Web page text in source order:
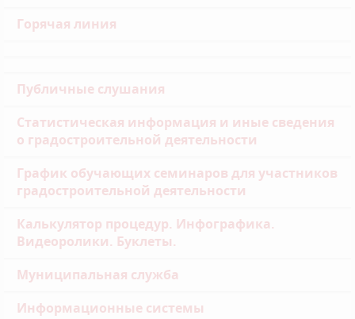
Горячая линия
Публичные слушания
Статистическая информация и иные сведения
о градостроительной деятельности
График обучающих семинаров для участников
градостроительной деятельности
Калькулятор процедур. Инфографика.
Видеоролики. Буклеты.
Муниципальная служба
Информационные системы